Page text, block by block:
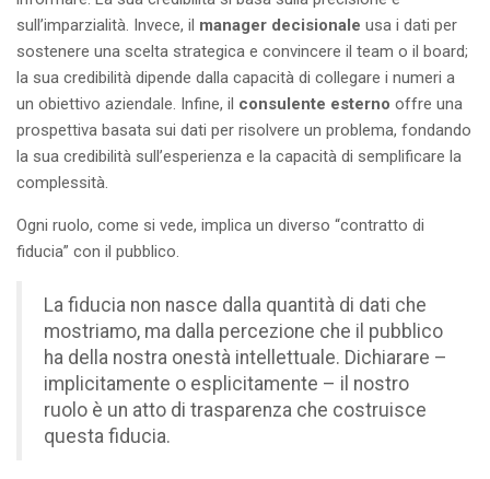
sull’imparzialità. Invece, il manager decisionale usa i dati per
sostenere una scelta strategica e convincere il team o il board;
la sua credibilità dipende dalla capacità di collegare i numeri a
un obiettivo aziendale. Infine, il consulente esterno offre una
prospettiva basata sui dati per risolvere un problema, fondando
la sua credibilità sull’esperienza e la capacità di semplificare la
complessità.
Ogni ruolo, come si vede, implica un diverso “contratto di
fiducia” con il pubblico.
La fiducia non nasce dalla quantità di dati che
mostriamo, ma dalla percezione che il pubblico
ha della nostra onestà intellettuale. Dichiarare –
implicitamente o esplicitamente – il nostro
ruolo è un atto di trasparenza che costruisce
questa fiducia.